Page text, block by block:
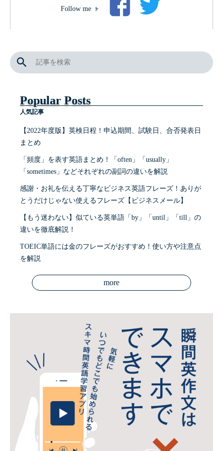
Follow me
Popular Posts
人気記事
【2022年度版】英検日程！申込期間、試験日、合否発表日
まとめ
「頻度」を表す英語まとめ！「often」「usually」
「sometimes」などそれぞれの副詞の違いを解説
感謝・お礼を伝える丁寧なビジネス英語フレーズ！ありが
とうだけじゃない使えるフレーズ【ビジネスメール】
【もう迷わない】似ている英単語「by」「until」「till」の
違いを徹底解説！
TOEIC単語には金のフレーズがおすすめ！使い方や注意点
を解説
more